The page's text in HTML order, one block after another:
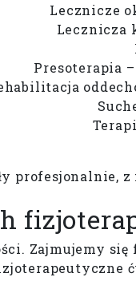
Lecznicze
Lecznicza
Presoterapia
profesjonalnie,
Zajmujemy się